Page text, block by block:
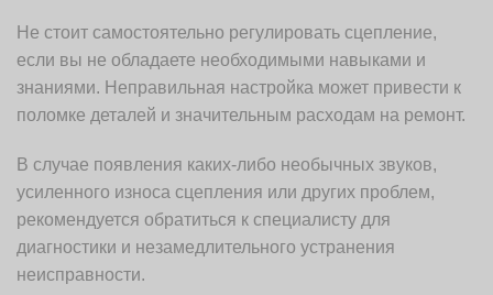
Не стоит самостоятельно регулировать сцепление,
если вы не обладаете необходимыми навыками и
знаниями. Неправильная настройка может привести к
поломке деталей и значительным расходам на ремонт.
В случае появления каких-либо необычных звуков,
усиленного износа сцепления или других проблем,
рекомендуется обратиться к специалисту для
диагностики и незамедлительного устранения
неисправности.